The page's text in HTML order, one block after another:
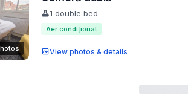
1 double bed
Aer condiționat
View photos & details